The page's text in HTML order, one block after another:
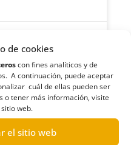
de cookies
con fines analíticos y de
A continuación, puede aceptar
cuál de ellas pueden ser
o tener más información, visite
web.
el sitio web
al Ayuntamiento
la ejecución de 76